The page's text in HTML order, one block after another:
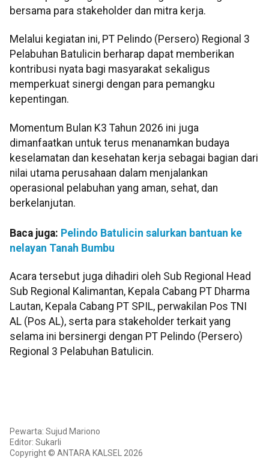
bersama para stakeholder dan mitra kerja.
Melalui kegiatan ini, PT Pelindo (Persero) Regional 3
Pelabuhan Batulicin berharap dapat memberikan
kontribusi nyata bagi masyarakat sekaligus
memperkuat sinergi dengan para pemangku
kepentingan.
Momentum Bulan K3 Tahun 2026 ini juga
dimanfaatkan untuk terus menanamkan budaya
keselamatan dan kesehatan kerja sebagai bagian dari
nilai utama perusahaan dalam menjalankan
operasional pelabuhan yang aman, sehat, dan
berkelanjutan.
Baca juga: Pelindo Batulicin salurkan bantuan ke
nelayan Tanah Bumbu
Acara tersebut juga dihadiri oleh Sub Regional Head
Sub Regional Kalimantan, Kepala Cabang PT Dharma
Lautan, Kepala Cabang PT SPIL, perwakilan Pos TNI
AL (Pos AL), serta para stakeholder terkait yang
selama ini bersinergi dengan PT Pelindo (Persero)
Regional 3 Pelabuhan Batulicin.
Pewarta: Sujud Mariono
Editor: Sukarli
Copyright © ANTARA KALSEL 2026